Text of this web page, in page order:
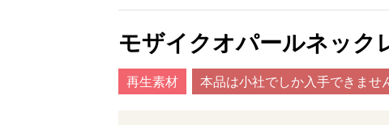
モザイクオパールネック
再生素材 本品は小社でしか入手できませ